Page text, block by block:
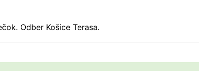
Odber Košice Terasa.